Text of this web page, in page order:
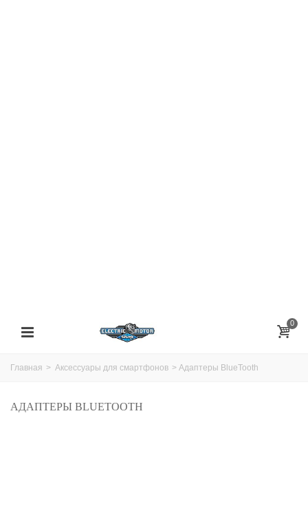
0
Главная > Аксессуары для смартфонов > Адаптеры BlueTooth
АДАПТЕРЫ BLUETOOTH